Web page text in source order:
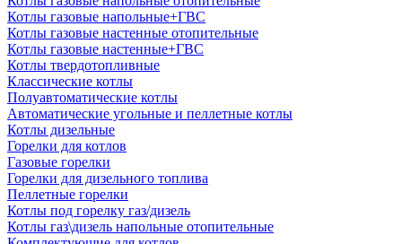
Котлы газовые напольные+ГВС
Котлы газовые настенные отопительные
Котлы газовые настенные+ГВС
Котлы твердотопливные
Классические котлы
Полуавтоматические котлы
Автоматические угольные и пеллетные котлы
Котлы дизельные
Горелки для котлов
Газовые горелки
Горелки для дизельного топлива
Пеллетные горелки
Котлы под горелку газ/дизель
Котлы газ\дизель напольные отопительные